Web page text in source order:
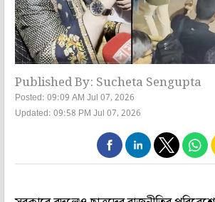
Published By: Sucheta Sengupta
Posted: 09:09 AM Jul 07, 2026
Updated: 09:58 PM Jul 07, 2026